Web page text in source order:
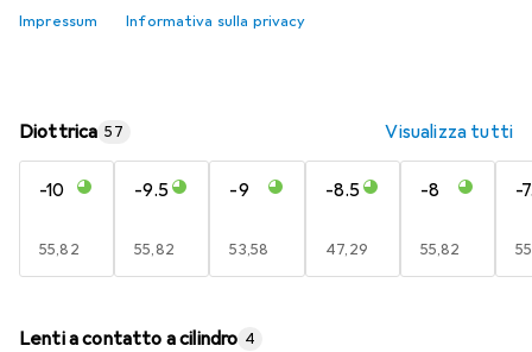
Impressum Informativa sulla privacy
Diottrica 57 Visualizza tutti
-10
EUR
55,82
-9.5
EUR
55,82
-9
EUR
53,58
-8.5
EUR
47,29
-8
EUR
55,82
-
Lenti a contatto a cilindro 4